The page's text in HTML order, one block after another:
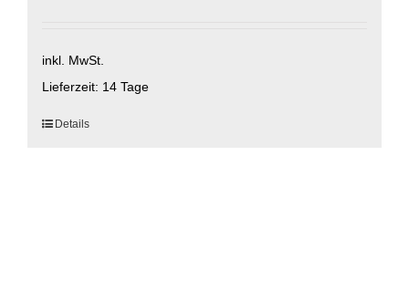
inkl. MwSt.
Lieferzeit: 14 Tage
Dieses
Details